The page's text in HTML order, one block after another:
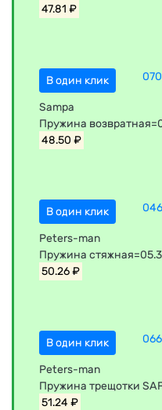
47.81 ₽
В один клик
Sampa
Пружина
48.50 ₽
В один клик
Peters-man
Пружина
50.26 ₽
В один клик
Peters-man
Пружина трещотки
51.24 ₽